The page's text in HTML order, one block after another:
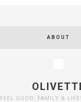
ABOUT
FEEL GOOD, FAMILY &